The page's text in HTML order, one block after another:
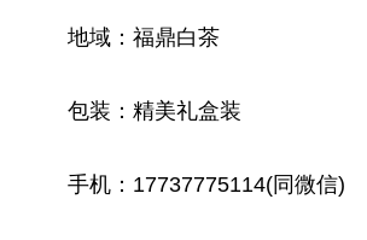
地域：福鼎白茶
包装：精美礼盒装
手机：17737775114(同 微信)